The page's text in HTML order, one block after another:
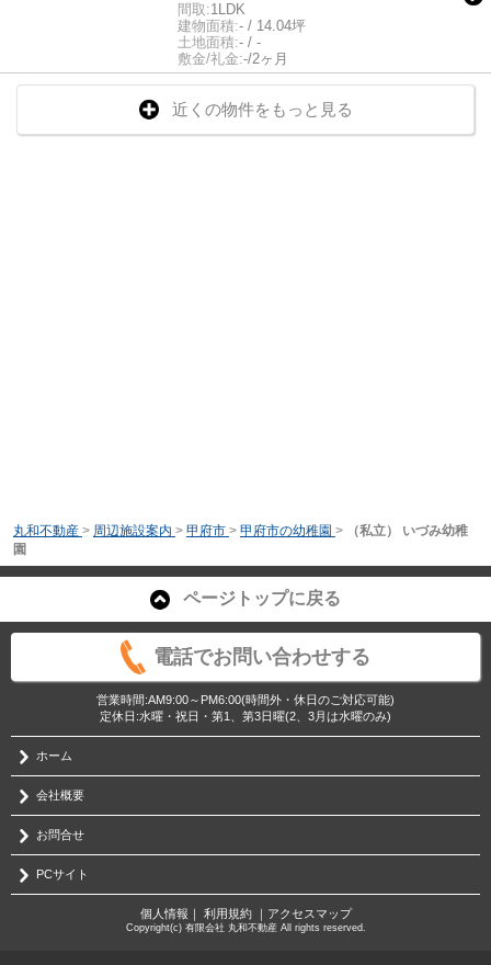
間取:1LDK
建物面積:- / 14.04坪
土地面積:- / -
敷金/礼金:-/2ヶ月
近くの物件をもっと見る
丸和不動産 > 周辺施設案内 > 甲府市 > 甲府市の幼稚園 >
（私立） いづみ幼稚
園
ページトップに戻る
電話でお問い合わせする
営業時間:AM9:00～PM6:00(時間外・休日のご対応可能)
定休日:水曜・祝日・第1、第3日曜(2、3月は水曜のみ)
ホーム
会社概要
お問合せ
PCサイト
個人情報 ｜ 利用規約｜ アクセスマップ
Copyright(c) 有限会社 丸和不動産 All rights reserved.